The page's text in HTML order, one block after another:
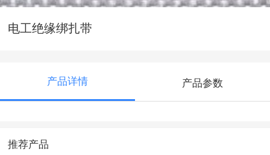
电工绝缘绑扎带
产品详情 产品参数
推荐产品